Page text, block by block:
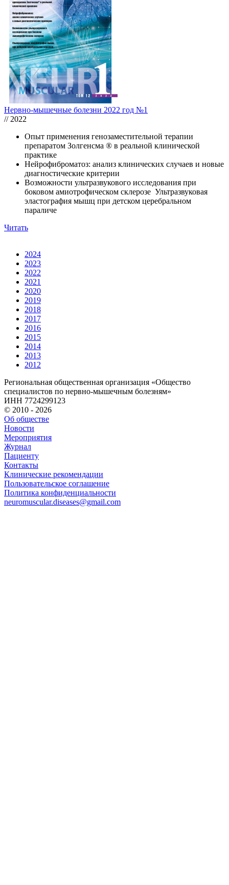
Нервно-мышечные болезни 2022 год №1
// 2022
Опыт применения генозаместительной терапии
препаратом Золгенсма ® в реальной клинической
практике
Нейрофиброматоз: анализ клинических случаев и новые
диагностические критерии
Возможности ультразвукового исследования при
боковом амиотрофическом склерозе Ультразвуковая
эластография мышц при детском церебральном
параличе
Читать
2024
2023
2022
2021
2020
2019
2018
2017
2016
2015
2014
2013
2012
Региональная общественная организация «Общество
специалистов по нервно-мышечным болезням»
ИНН 7724299123
© 2010 - 2026
Об обществе
Новости
Мероприятия
Журнал
Пациенту
Контакты
Клинические рекомендации
Пользовательское соглашение
Политика конфиденциальности
neuromuscular.diseases@gmail.com